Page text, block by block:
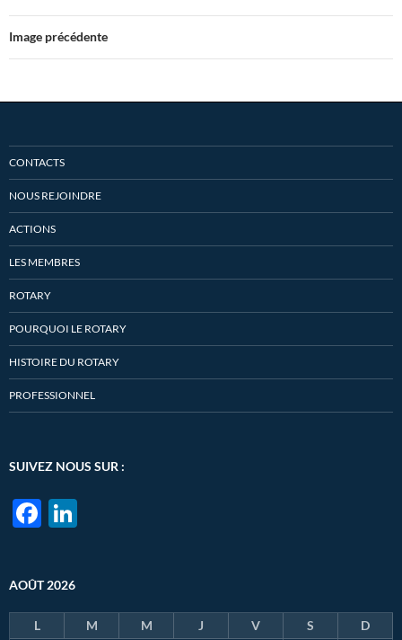
Image précédente
CONTACTS
NOUS REJOINDRE
ACTIONS
LES MEMBRES
ROTARY
POURQUOI LE ROTARY
HISTOIRE DU ROTARY
PROFESSIONNEL
SUIVEZ NOUS SUR :
F
b
dI
AOÛT 2026
L M M J V S D